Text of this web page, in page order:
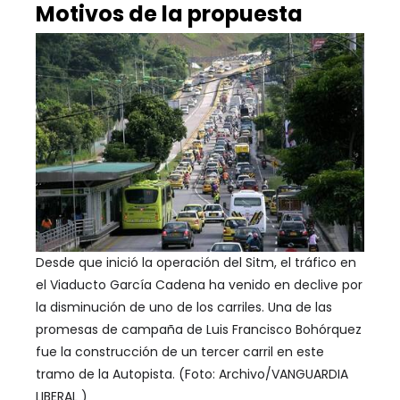
Motivos de la propuesta
Desde que inició la operación del Sitm, el tráfico en
el Viaducto García Cadena ha venido en declive por
la disminución de uno de los carriles. Una de las
promesas de campaña de Luis Francisco Bohórquez
fue la construcción de un tercer carril en este
tramo de la Autopista. (Foto: Archivo/VANGUARDIA